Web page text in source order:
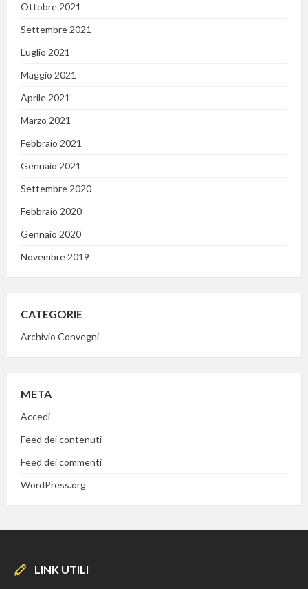
Ottobre 2021
Settembre 2021
Luglio 2021
Maggio 2021
Aprile 2021
Marzo 2021
Febbraio 2021
Gennaio 2021
Settembre 2020
Febbraio 2020
Gennaio 2020
Novembre 2019
CATEGORIE
Archivio Convegni
META
Accedi
Feed dei contenuti
Feed dei commenti
WordPress.org
LINK UTILI